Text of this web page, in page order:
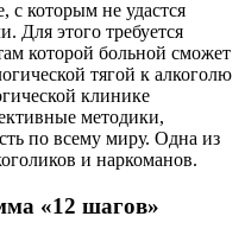
с которым не удастся
Для этого требуется
которой больной сможет
тягой к алкоголю
клинике
методики,
по всему миру. Одна из
и наркоманов.
«12 шагов»